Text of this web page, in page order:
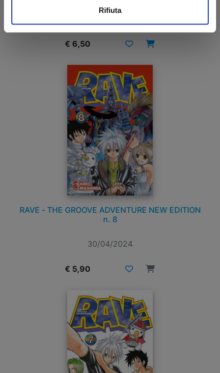
Rifiuta
€ 6,50
RAVE - THE GROOVE ADVENTURE NEW EDITION
n. 8
30/04/2024
€ 5,90